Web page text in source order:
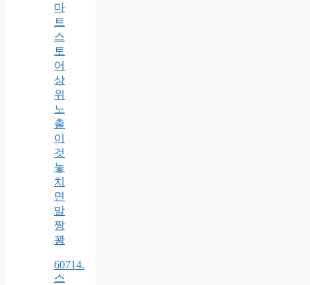
마
트
스
토
어
상
위
노
출
이
것
놓
치
면
말
짱
꽝
60714.
스